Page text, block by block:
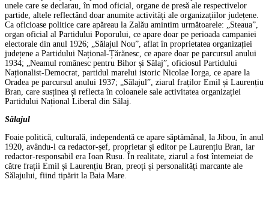
unele care se declarau, în mod oficial, organe de presă ale respectivelor
partide, altele reflectând doar anumite activități ale organizațiilor județene.
Ca oficioase politice care apăreau la Zalău amintim următoarele: „Steaua”,
organ oficial al Partidului Poporului, ce apare doar pe perioada campaniei
electorale din anul 1926; „Sălajul Nou”, aflat în proprietatea organizației
județene a Partidului Național-Țărănesc, ce apare doar pe parcursul anului
1934; „Neamul românesc pentru Bihor și Sălaj”, oficiosul Partidului
Naționalist-Democrat, partidul marelui istoric Nicolae Iorga, ce apare la
Oradea pe parcursul anului 1937; „Sălajul”, ziarul fraților Emil și Laurențiu
Bran, care susținea și reflecta în coloanele sale activitatea organizației
Partidului Național Liberal din Sălaj.
Sălajul
Foaie politică, culturală, independentă ce apare săptămânal, la Jibou, în anul
1920, avându-l ca redactor-șef, proprietar și editor pe Laurențiu Bran, iar
redactor-responsabil era Ioan Rusu. În realitate, ziarul a fost întemeiat de
către frații Emil și Laurențiu Bran, preoți și personalități marcante ale
Sălajului, fiind tipărit la Baia Mare.